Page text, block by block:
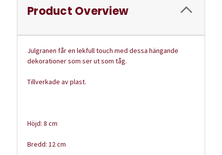
Product Overview
Julgranen får en lekfull touch med dessa hängande
dekorationer som ser ut som tåg.
Tillverkade av plast.
Höjd: 8 cm
Bredd: 12 cm